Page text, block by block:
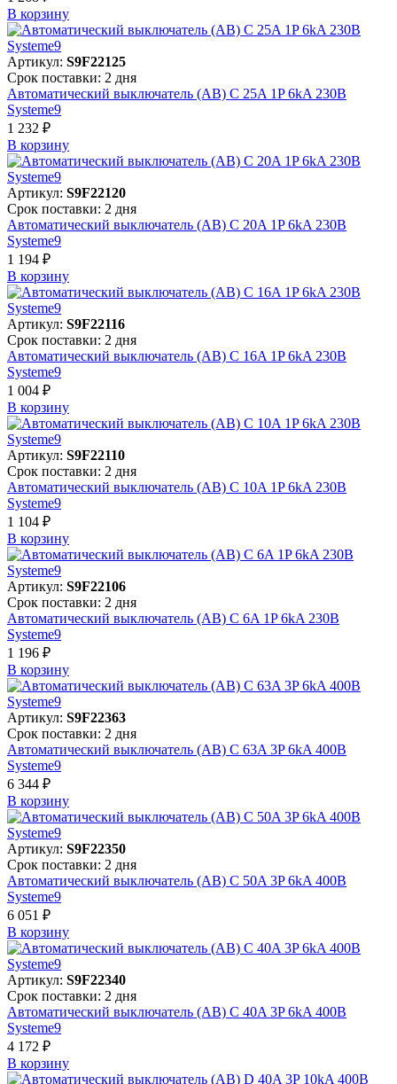
В корзинy
Артикул: S9F22125
Срок поставки: 2 дня
Автоматический выключатель (АВ) C 25A 1P 6kA 230В
Systeme9
1 232 ₽
В корзинy
Артикул: S9F22120
Срок поставки: 2 дня
Автоматический выключатель (АВ) C 20A 1P 6kA 230В
Systeme9
1 194 ₽
В корзинy
Артикул: S9F22116
Срок поставки: 2 дня
Автоматический выключатель (АВ) C 16A 1P 6kA 230В
Systeme9
1 004 ₽
В корзинy
Артикул: S9F22110
Срок поставки: 2 дня
Автоматический выключатель (АВ) C 10A 1P 6kA 230В
Systeme9
1 104 ₽
В корзинy
Артикул: S9F22106
Срок поставки: 2 дня
Автоматический выключатель (АВ) C 6A 1P 6kA 230В
Systeme9
1 196 ₽
В корзинy
Артикул: S9F22363
Срок поставки: 2 дня
Автоматический выключатель (АВ) C 63A 3P 6kA 400В
Systeme9
6 344 ₽
В корзинy
Артикул: S9F22350
Срок поставки: 2 дня
Автоматический выключатель (АВ) C 50A 3P 6kA 400В
Systeme9
6 051 ₽
В корзинy
Артикул: S9F22340
Срок поставки: 2 дня
Автоматический выключатель (АВ) C 40A 3P 6kA 400В
Systeme9
4 172 ₽
В корзинy